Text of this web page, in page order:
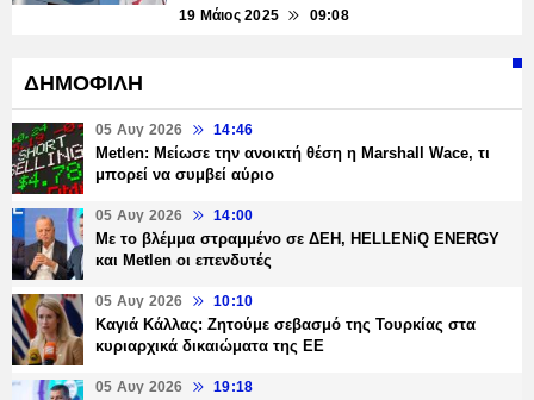
19 Μάιος 2025 09:08
ΔΗΜΟΦΙΛΗ
05 Αυγ 2026 14:46
Metlen: Μείωσε την ανοικτή θέση η Marshall Wace, τι
μπορεί να συμβεί αύριο
05 Αυγ 2026 14:00
Με το βλέμμα στραμμένο σε ΔΕΗ, HELLENiQ ENERGY
και Metlen οι επενδυτές
05 Αυγ 2026 10:10
Καγιά Κάλλας: Ζητούμε σεβασμό της Τουρκίας στα
κυριαρχικά δικαιώματα της ΕΕ
05 Αυγ 2026 19:18